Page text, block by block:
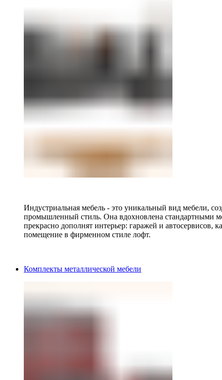
Индустриальная мебель - это уникальный вид мебели,
промышленный стиль. Она вдохновлена стандартными
прекрасно дополнят интерьер: гаражей и автосервисов,
помещение в фирменном стиле лофт.
Комплекты металлической мебели